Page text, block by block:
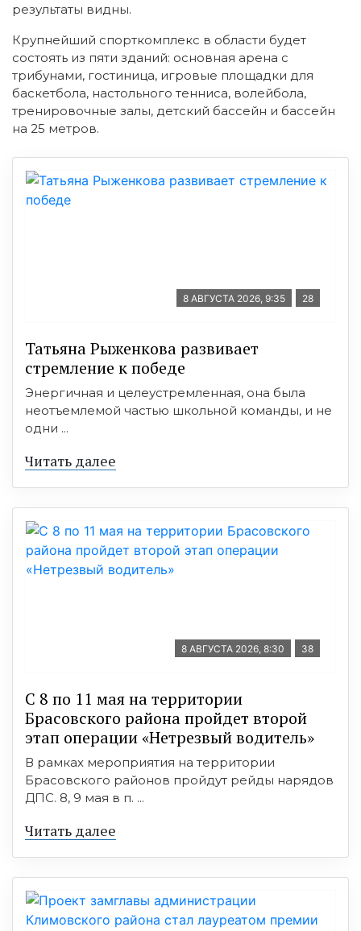
результаты видны.
Крупнейший спорткомплекс в области будет
состоять из пяти зданий: основная арена с
трибунами, гостиница, игровые площадки для
баскетбола, настольного тенниса, волейбола,
тренировочные залы, детский бассейн и бассейн
на 25 метров.
8 АВГУСТА 2026, 9:35 28
Татьяна Рыженкова развивает
стремление к победе
Энергичная и целеустремленная, она была
неотъемлемой частью школьной команды, и не
одни ...
Читать далее
8 АВГУСТА 2026, 8:30 38
С 8 по 11 мая на территории
Брасовского района пройдет второй
этап операции «Нетрезвый водитель»
В рамках мероприятия на территории
Брасовского районов пройдут рейды нарядов
ДПС. 8, 9 мая в п. ...
Читать далее